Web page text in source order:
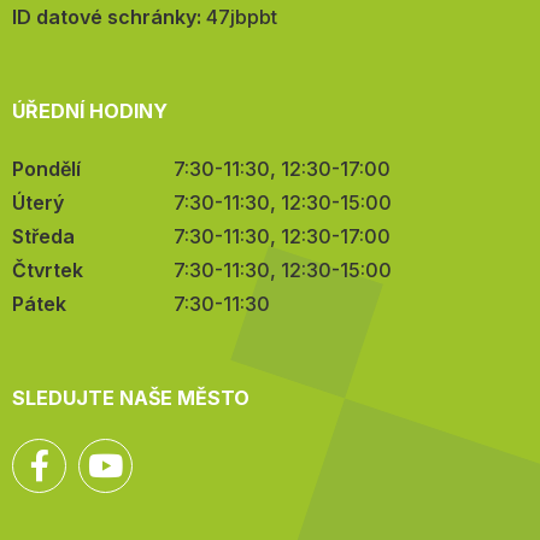
mail:
ID datové schránky: 47jbpbt
ÚŘEDNÍ HODINY
Pondělí
7:30-11:30, 12:30-17:00
Úterý
7:30-11:30, 12:30-15:00
Středa
7:30-11:30, 12:30-17:00
Čtvrtek
7:30-11:30, 12:30-15:00
Pátek
7:30-11:30
SLEDUJTE NAŠE MĚSTO
Facebook